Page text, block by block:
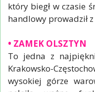
który biegł w czasie
handlowy prowadził
• ZAMEK OLSZTYN
To jedna z
Krakowsko-
wysokiej górze